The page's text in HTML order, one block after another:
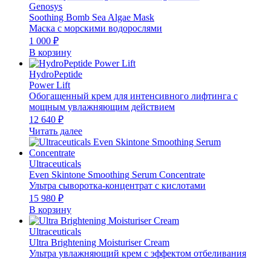
Genosys
Soothing Bomb Sea Algae Mask
Маска с морскими водорослями
1 000 ₽
В корзину
HydroPeptide
Power Lift
Обогащенный крем для интенсивного лифтинга с
мощным увлажняющим действием
12 640 ₽
Читать далее
Ultraceuticals
Even Skintone Smoothing Serum Concentrate
Ультра сыворотка-концентрат с кислотами
15 980 ₽
В корзину
Ultraceuticals
Ultra Brightening Moisturiser Cream
Ультра увлажняющий крем с эффектом отбеливания